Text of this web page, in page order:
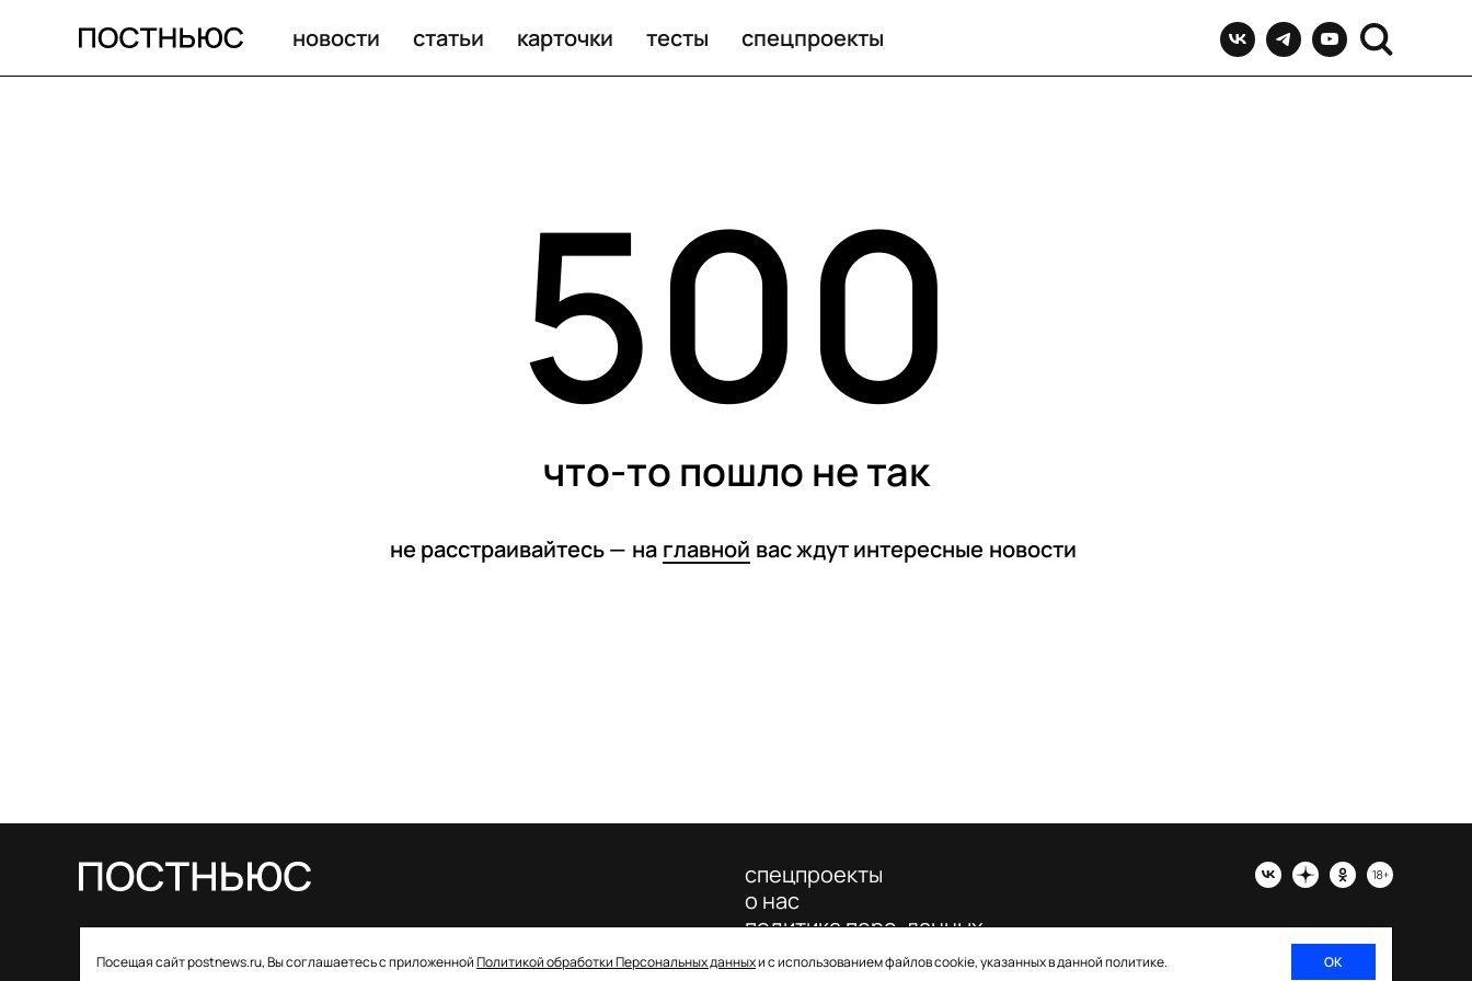
новости статьи карточки тесты спецпроекты
500
что-то пошло не так
не расстраивайтесь — на главной вас ждут интересные новости
Посещая сайт postnews.ru, Вы соглашаетесь с приложеннойПолитикой обработки Персональных данныхи с использованием файлов cookie, указанных в данной политике. ОК
о регистрации СМИ: ЭЛ № ФС 77–85757 от 22 августа
спецпроекты
о нас
политика перс. данных